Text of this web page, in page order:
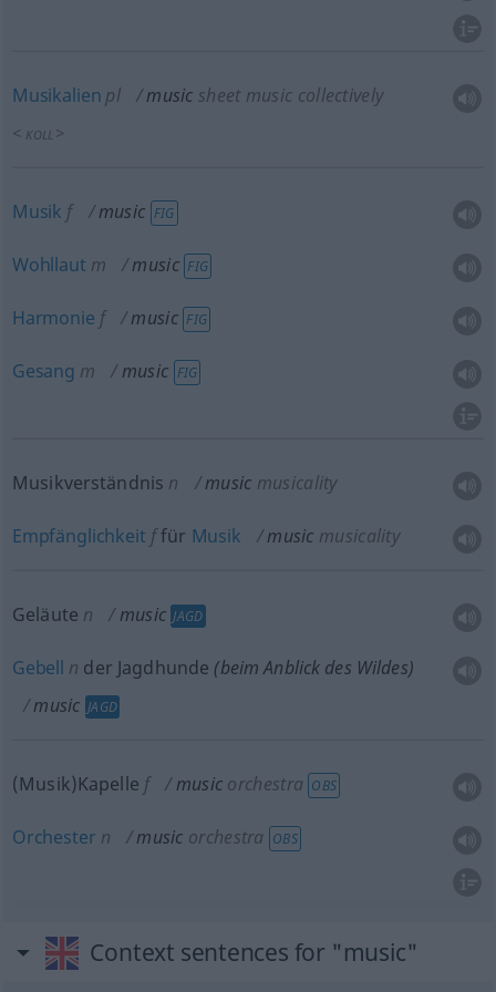
Musikalien pl music sheet music collectively
< KOLL >
Musik f music FIG
Wohllaut m music FIG
Harmonie f music FIG
Gesang m music FIG
Musikverständnis n music musicality
Empfänglichkeit ffür Musik music musicality
Geläute n music JAGD
Gebell n der Jagdhunde (beim Anblick des Wildes)
music JAGD
(Musik)Kapelle f music orchestra OBS
Orchester n music orchestra OBS
Context sentences for "music"